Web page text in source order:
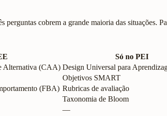
perguntas cobrem a grande maioria das situações.
Só no PEI
Alternativa (CAA) Design Universal para
Objetivos SMART
(FBA) Rubricas de avaliação
Taxonomia de Bloom
—